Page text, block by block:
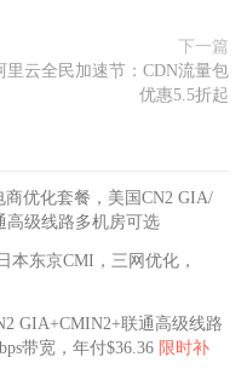
下一篇
里云全民加速节：CDN流量包
优惠5.5折起
商优化套餐，美国CN2 GIA/
高级线路多机房可选
本东京CMI，三网优化，
GIA+CMIN2+联通高级线路
带宽，年付$36.36 限时补